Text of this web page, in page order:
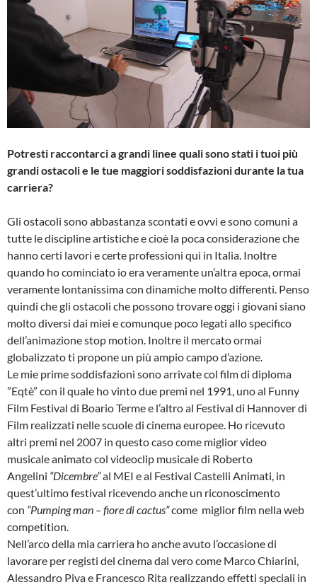
Potresti raccontarci a grandi linee quali sono stati i tuoi più
grandi ostacoli e le tue maggiori soddisfazioni durante la tua
carriera?
Gli ostacoli sono abbastanza scontati e ovvi e sono comuni a
tutte le discipline artistiche e cioè la poca considerazione che
hanno certi lavori e certe professioni qui in Italia. Inoltre
quando ho cominciato io era veramente un’altra epoca, ormai
veramente lontanissima con dinamiche molto differenti. Penso
quindi che gli ostacoli che possono trovare oggi i giovani siano
molto diversi dai miei e comunque poco legati allo specifico
dell’animazione stop motion. Inoltre il mercato ormai
globalizzato ti propone un più ampio campo d’azione.
Le mie prime soddisfazioni sono arrivate col film di diploma
”Eqtè” con il quale ho vinto due premi nel 1991, uno al Funny
Film Festival di Boario Terme e l’altro al Festival di Hannover di
Film realizzati nelle scuole di cinema europee. Ho ricevuto
altri premi nel 2007 in questo caso come miglior video
musicale animato col videoclip musicale di Roberto
Angelini “Dicembre”al MEI e al Festival Castelli Animati, in
quest’ultimo festival ricevendo anche un riconoscimento
con “Pumping man – fiore di cactus”come miglior film nella web
competition.
Nell’arco della mia carriera ho anche avuto l’occasione di
lavorare per registi del cinema dal vero come Marco Chiarini,
Alessandro Piva e Francesco Rita realizzando effetti speciali in